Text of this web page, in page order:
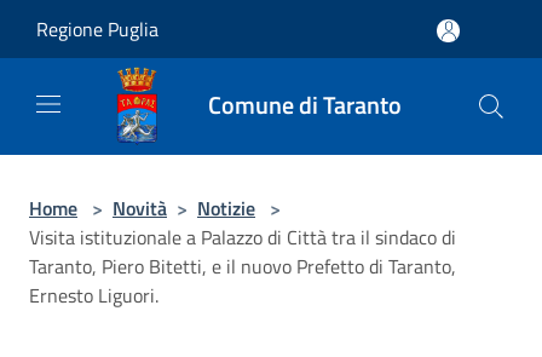
Regione Puglia
Comune di Taranto
Home > Novità > Notizie >
Visita istituzionale a Palazzo di Città tra il sindaco di
Taranto, Piero Bitetti, e il nuovo Prefetto di Taranto,
Ernesto Liguori.